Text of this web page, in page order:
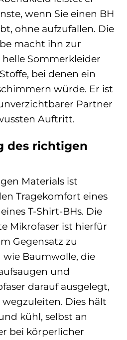
wenn Sie einen BH
ohne aufzufallen. Die
macht ihn zur
Sommerkleider
bei denen ein
würde. Er ist
Partner
Auftritt.
des richtigen
Materials ist
Tragekomfort eines
T-Shirt-BHs. Die
Mikrofaser ist hierfür
Gegensatz zu
Baumwolle, die
und
darauf ausgelegt,
Dies hält
kühl, selbst an
bei körperlicher